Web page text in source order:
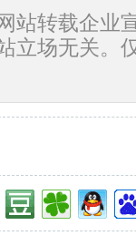
站转载企业
立场无关。